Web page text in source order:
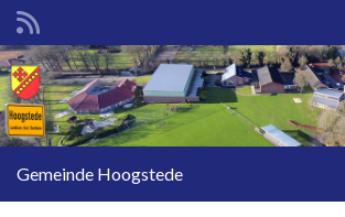
Search for:
Gemeinde Hoogstede